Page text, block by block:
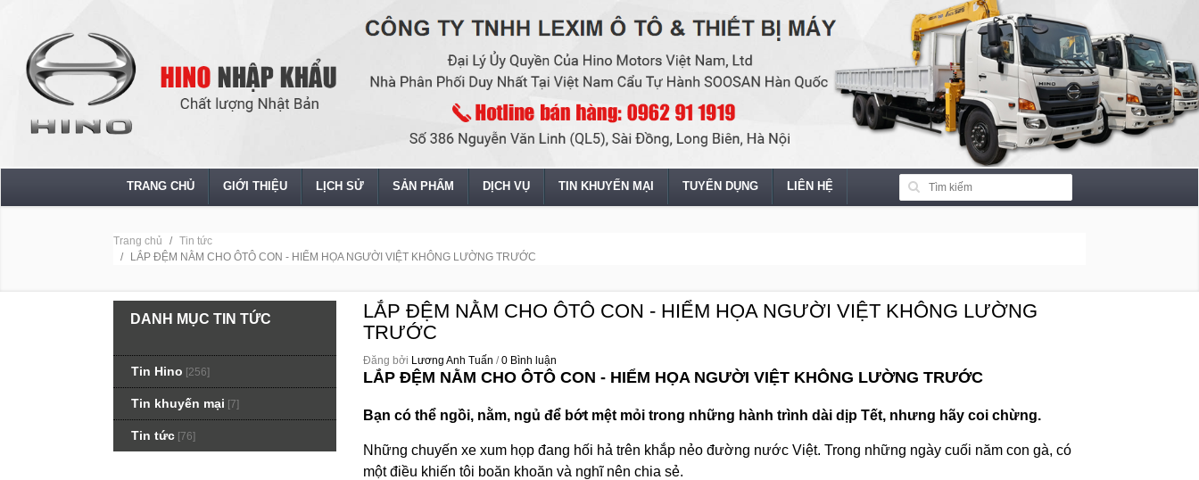
TRANG CHỦ GIỚI THIỆU LỊCH SỬ SẢN PHẨM DỊCH VỤ TIN KHUYẾN MẠI TUYỂN DỤNG LIÊN HỆ
Trang chủ
Tin tức
LẮP ĐỆM NẰM CHO ÔTÔ CON - HIỂM HỌA NGƯỜI VIỆT KHÔNG LƯỜNG TRƯỚC
DANH MỤC TIN TỨC
Tin Hino [256]
Tin khuyến mại [7]
Tin tức [76]
LẮP ĐỆM NẰM CHO ÔTÔ CON - HIỂM HỌA NGƯỜI VIỆT KHÔNG LƯỜNG
TRƯỚC
Đăng bởi Lương Anh Tuấn /0 Bình luận
LẮP ĐỆM NẰM CHO ÔTÔ CON - HIỂM HỌA NGƯỜI VIỆT KHÔNG LƯỜNG TRƯỚC
Bạn có thể ngồi, nằm, ngủ để bớt mệt mỏi trong những hành trình dài dịp Tết, nhưng hãy coi chừng.
Những chuyến xe xum họp đang hối hả trên khắp nẻo đường nước Việt. Trong những ngày cuối năm con gà, có
một điều khiến tôi boăn khoăn và nghĩ nên chia sẻ.